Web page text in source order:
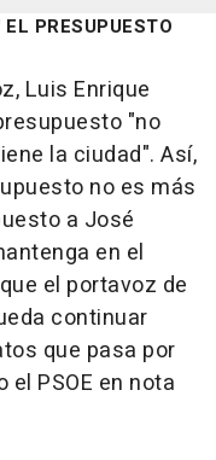
PRESUPUESTO
Luis Enrique
"no
la ciudad". Así,
no es más
a José
en el
el portavoz de
continuar
que pasa por
PSOE en nota